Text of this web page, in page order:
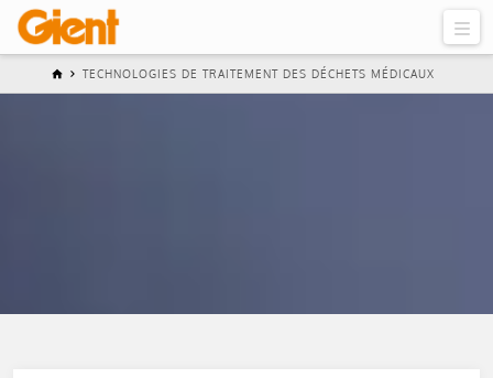
TECHNOLOGIES DE TRAITEMENT DES DÉCHETS MÉDICAUX